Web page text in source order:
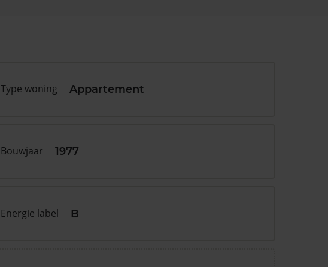
Type woning Appartement
Bouwjaar 1977
Energie label B